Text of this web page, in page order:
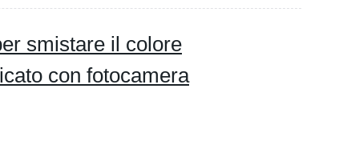
smistare il colore
con fotocamera